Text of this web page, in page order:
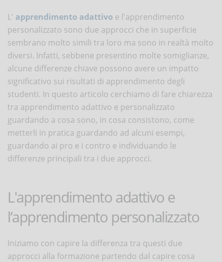
L' apprendimento adattivo e l'apprendimento
personalizzato sono due approcci che in superficie
sembrano molto simili tra loro ma sono in realtà molto
diversi. Infatti, sebbene presentino molte somiglianze,
alcune differenze chiave possono avere un impatto
significativo sui risultati di apprendimento degli
studenti. In questo articolo cerchiamo di fare chiarezza
tra apprendimento adattivo e personalizzato
guardando a cosa sono, in cosa consistono, come
metterli in pratica guardando ad alcuni esempi,
guardando ai pro e i contro e individuando le
differenze principali tra i due approcci.
L'apprendimento adattivo e
l’apprendimento personalizzato
Iniziamo con capire la differenza tra questi due
approcci alla formazione partendo dal capire cosa